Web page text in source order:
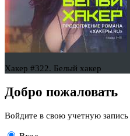
Хакер #322. Белый хакер
Добро пожаловать
Войдите в свою учетную запись